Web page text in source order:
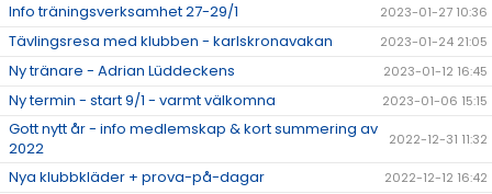
Info träningsverksamhet 27-29/1 2023-01-27 10:36
Tävlingsresa med klubben - karlskronavakan 2023-01-24 21:05
Ny tränare - Adrian Lüddeckens 2023-01-12 16:45
Ny termin - start 9/1 - varmt välkomna 2023-01-06 15:15
Gott nytt år - info medlemskap & kort summering av
2022
2022-12-31 11:32
Nya klubbkläder + prova-på-dagar 2022-12-12 16:42